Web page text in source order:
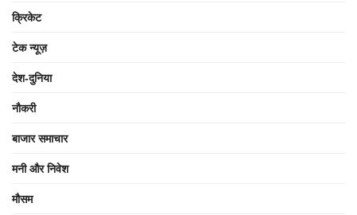
क्रिकेट
टेक न्यूज़
देश-दुनिया
नौकरी
बाजार समाचार
मनी और निवेश
मौसम